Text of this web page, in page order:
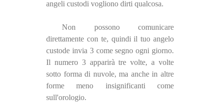
angeli custodi vogliono dirti qualcosa.
Non possono comunicare
direttamente con te, quindi il tuo angelo
custode invia 3 come segno ogni giorno.
Il numero 3 apparirà tre volte, a volte
sotto forma di nuvole, ma anche in altre
forme meno insignificanti come
sull'orologio.